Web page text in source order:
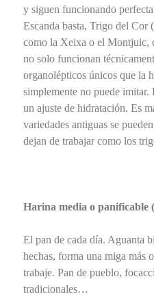
y siguen funcionando
Escanda basta, Trigo del Cor
como la Xeixa o el Montjuic,
no solo funcionan
organolépticos únicos que la
simplemente no puede
un ajuste de hidratación. Es
variedades antiguas se
dejan de trabajar como los
Harina media o panificable
El pan de cada día. Aguanta
hechas, forma una miga más
trabaje. Pan de pueblo,
tradicionales…